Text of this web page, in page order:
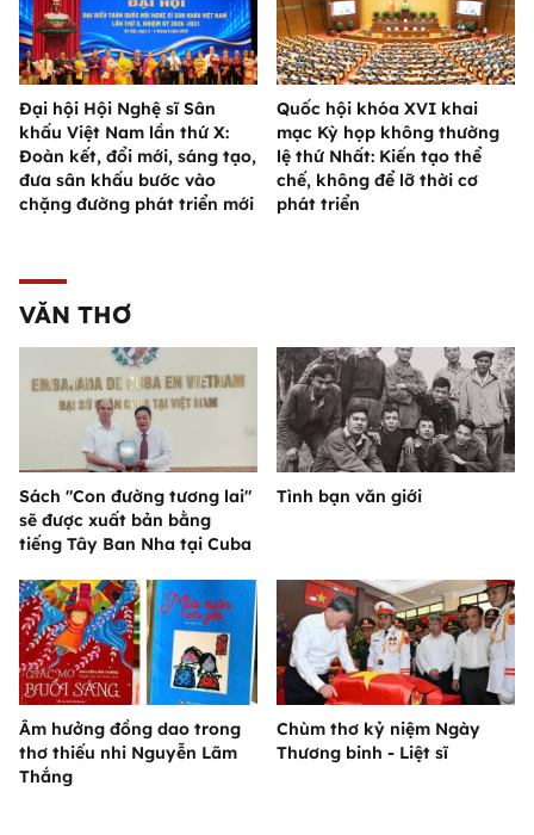
Đại hội Hội Nghệ sĩ Sân
khấu Việt Nam lần thứ X:
Đoàn kết, đổi mới, sáng tạo,
đưa sân khấu bước vào
chặng đường phát triển mới
Quốc hội khóa XVI khai
mạc Kỳ họp không thường
lệ thứ Nhất: Kiến tạo thể
chế, không để lỡ thời cơ
phát triển
VĂN THƠ
Sách "Con đường tương lai"
sẽ được xuất bản bằng
tiếng Tây Ban Nha tại Cuba
Tình bạn văn giới
Âm hưởng đồng dao trong
thơ thiếu nhi Nguyễn Lãm
Thắng
Chùm thơ kỷ niệm Ngày
Thương binh - Liệt sĩ